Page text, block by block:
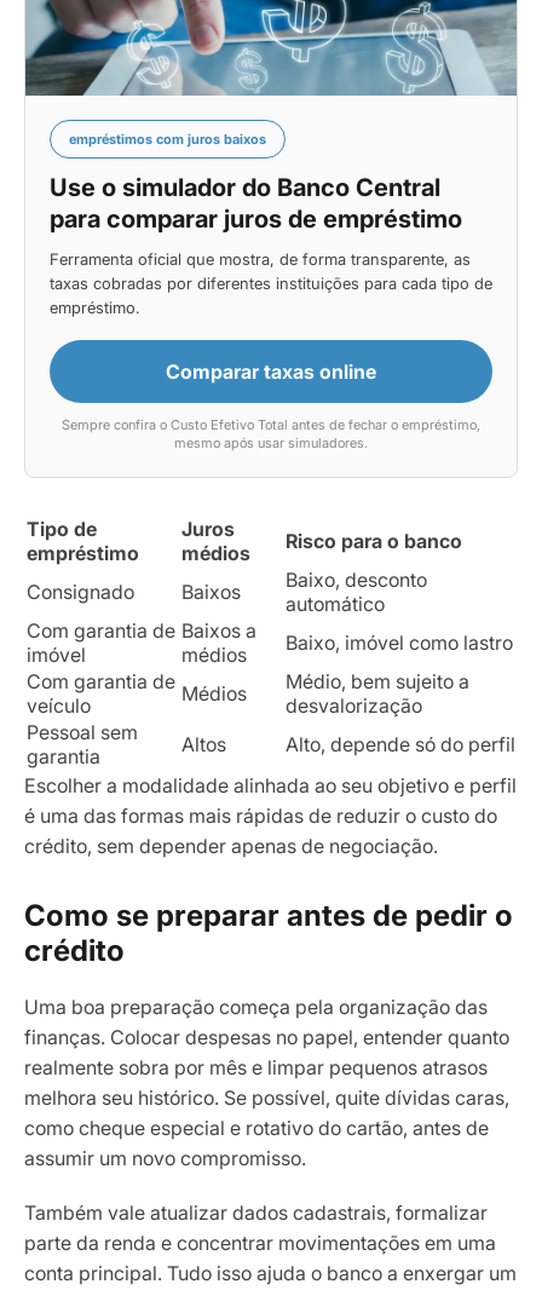
empréstimos com juros baixos
Use o simulador do Banco Central
para comparar juros de empréstimo
Ferramenta oficial que mostra, de forma transparente, as
taxas cobradas por diferentes instituições para cada tipo de
empréstimo.
Comparar taxas online
Sempre confira o Custo Efetivo Total antes de fechar o empréstimo,
mesmo após usar simuladores.
Tipo de
empréstimo
Juros
médios
Risco para o banco
Consignado Baixos
Baixo, desconto
automático
Com garantia de
imóvel
Baixos a
médios
Baixo, imóvel como lastro
Com garantia de
veículo
Médios
Médio, bem sujeito a
desvalorização
Pessoal sem
garantia
Altos
Alto, depende só do perfil
Escolher a modalidade alinhada ao seu objetivo e perfil
é uma das formas mais rápidas de reduzir o custo do
crédito, sem depender apenas de negociação.
Como se preparar antes de pedir o
crédito
Uma boa preparação começa pela organização das
finanças. Colocar despesas no papel, entender quanto
realmente sobra por mês e limpar pequenos atrasos
melhora seu histórico. Se possível, quite dívidas caras,
como cheque especial e rotativo do cartão, antes de
assumir um novo compromisso.
Também vale atualizar dados cadastrais, formalizar
parte da renda e concentrar movimentações em uma
conta principal. Tudo isso ajuda o banco a enxergar um